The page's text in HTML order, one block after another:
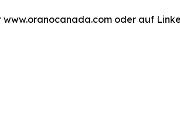
oder auf